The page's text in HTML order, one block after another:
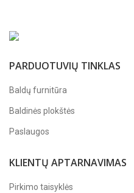
PARDUOTUVIŲ TINKLAS
Baldų furnitūra
Baldinės plokštės
Paslaugos
KLIENTŲ APTARNAVIMAS
Pirkimo taisyklės